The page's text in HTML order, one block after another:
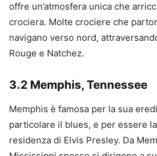
offre un’atmosfera unica che
crociera. Molte crociere che
navigano verso nord,
Rouge e Natchez.
3.2 Memphis, Tennessee
Memphis è famosa per la sua
particolare il blues, e per essere
residenza di Elvis Presley. Da